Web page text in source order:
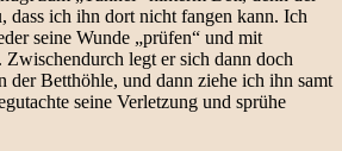
dass ich ihn dort nicht fangen kann. Ich
seine Wunde „prüfen“ und mit
Zwischendurch legt er sich dann doch
der Betthöhle, und dann ziehe ich ihn samt
seine Verletzung und sprühe